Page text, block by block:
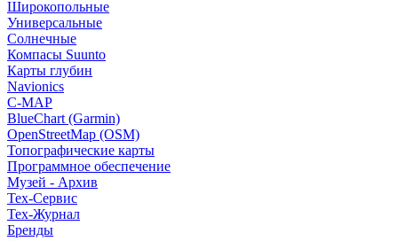
Широкопольные
Универсальные
Солнечные
Компасы Suunto
Карты глубин
Navionics
C-MAP
BlueChart (Garmin)
OpenStreetMap (OSM)
Топографические карты
Программное обеспечение
Музей - Архив
Tex-Сервис
Тех-Журнал
Бренды